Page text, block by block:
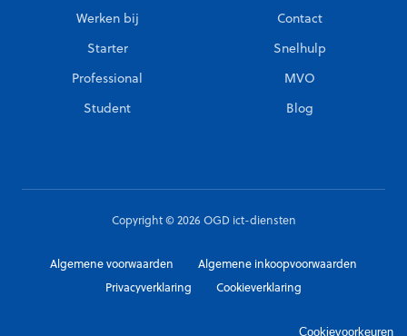
Cookievoorkeuren
Werken bij
Starter
Professional
Student
Contact
Snelhulp
MVO
Blog
Copyright © 2026 OGD ict-diensten
Algemene voorwaarden
Algemene inkoopvoorwaarden
Privacyverklaring
Cookieverklaring